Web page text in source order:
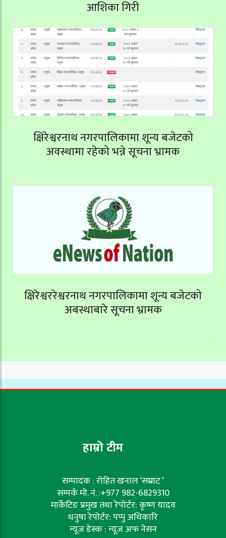
आशिका गिरी
क्षिरेश्वरनाथ नगरपालिकामा शून्य बजेटको
अवस्थामा रहेको भन्ने सूचना भ्रामक
क्षिरेश्वररेश्वरनाथ नगरपालिकामा शून्य बजेटको
अबस्थाबारे सूचना भ्रामक
हाम्रो टीम
सम्पादक : रोहित खनाल ‘सम्राट ‘
सम्पर्क मो. नं. :+977 982-6829310
मार्केटिङ प्रमुख तथा रेपोर्टर: कृष्ण यादव
धनुषा रेपोर्टर: पप्पु अधिकारि
न्यूज डेस्क : न्यूज अफ नेसन